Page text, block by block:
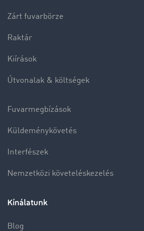
Zárt fuvarbörze
Raktár
Kiírások
Útvonalak & költségek
Fuvarmegbízások
Küldeménykövetés
Interfészek
Nemzetközi követeléskezelés
Kínálatunk
Blog